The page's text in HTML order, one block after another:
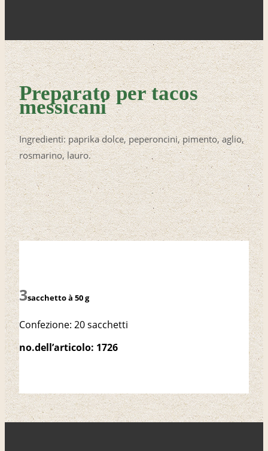
Preparato per tacos
messicani
Ingredienti: paprika dolce, peperoncini, pimento, aglio,
rosmarino, lauro.
sacchetto à 50 g
Confezione: 20 sacchetti
no.dell’articolo: 1726